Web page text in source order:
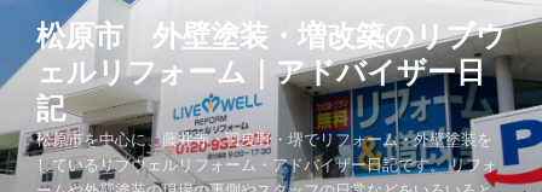
テ
ツ
へ
松原市 外壁塗装・増改築のリブウ
ェルリフォーム｜アドバイザー日
記
松原市を中心に、藤井寺・羽曳野・堺でリフォーム・外壁塗装を
しているリブウェルリフォーム・アドバイザー日記です。 リフォ